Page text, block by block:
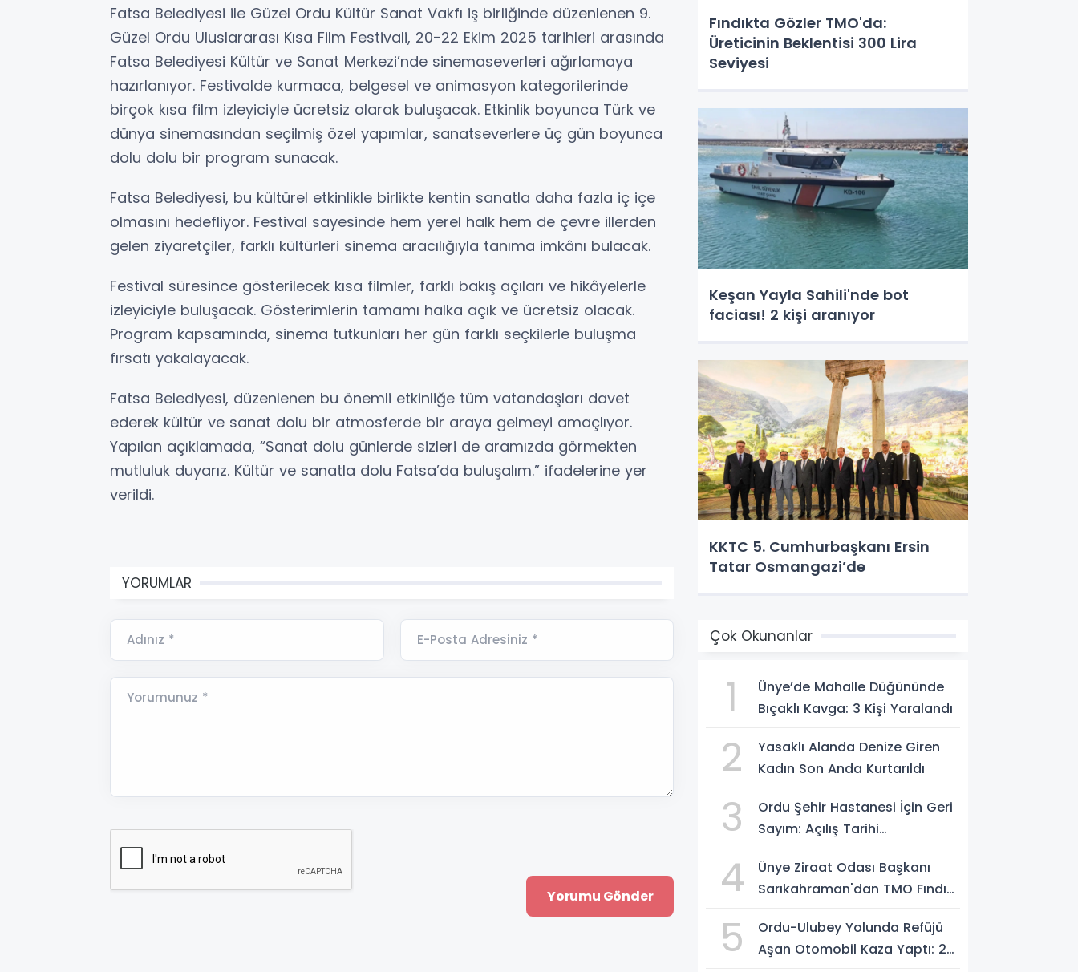
Fatsa Belediyesi ile Güzel Ordu Kültür Sanat Vakfı iş birliğinde düzenlenen 9.
Güzel Ordu Uluslararası Kısa Film Festivali, 20-22 Ekim 2025 tarihleri arasında
Fatsa Belediyesi Kültür ve Sanat Merkezi’nde sinemaseverleri ağırlamaya
hazırlanıyor. Festivalde kurmaca, belgesel ve animasyon kategorilerinde
birçok kısa film izleyiciyle ücretsiz olarak buluşacak. Etkinlik boyunca Türk ve
dünya sinemasından seçilmiş özel yapımlar, sanatseverlere üç gün boyunca
dolu dolu bir program sunacak.
Fatsa Belediyesi, bu kültürel etkinlikle birlikte kentin sanatla daha fazla iç içe
olmasını hedefliyor. Festival sayesinde hem yerel halk hem de çevre illerden
gelen ziyaretçiler, farklı kültürleri sinema aracılığıyla tanıma imkânı bulacak.
Festival süresince gösterilecek kısa filmler, farklı bakış açıları ve hikâyelerle
izleyiciyle buluşacak. Gösterimlerin tamamı halka açık ve ücretsiz olacak.
Program kapsamında, sinema tutkunları her gün farklı seçkilerle buluşma
fırsatı yakalayacak.
Fatsa Belediyesi, düzenlenen bu önemli etkinliğe tüm vatandaşları davet
ederek kültür ve sanat dolu bir atmosferde bir araya gelmeyi amaçlıyor.
Yapılan açıklamada, “Sanat dolu günlerde sizleri de aramızda görmekten
mutluluk duyarız. Kültür ve sanatla dolu Fatsa’da buluşalım.” ifadelerine yer
verildi.
YORUMLAR
Adınız * E-Posta Adresiniz *
Yorumunuz *
Fındıkta Gözler TMO'da:
Üreticinin Beklentisi 300 Lira
Seviyesi
Keşan Yayla Sahili'nde bot
faciası! 2 kişi aranıyor
KKTC 5. Cumhurbaşkanı Ersin
Tatar Osmangazi’de
Çok Okunanlar
1
Ünye’de Mahalle Düğününde
Bıçaklı Kavga: 3 Kişi Yaralandı
2
Yasaklı Alanda Denize Giren
Kadın Son Anda Kurtarıldı
3
Ordu Şehir Hastanesi İçin Geri
Sayım: Açılış Tarihi
4
Ünye Ziraat Odası Başkanı
Sarıkahraman'dan TMO Fındık
5
Ordu-Ulubey Yolunda Refüjü
Aşan Otomobil Kaza Yaptı: 2